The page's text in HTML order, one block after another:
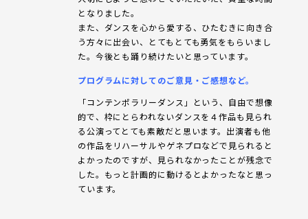
となりました。
また、ダンスを心から愛する、ひたむきに向き合
う方々に出会い、とてもとても勇気をもらいまし
た。今後とも踊り続けたいと思っています。
プログラムに対してのご意見・ご感想など。
「コンテンポラリーダンス」という、自由で想像
的で、枠にとらわれないダンスを４作品も見られ
る公演ってとても素敵だと思います。出演者も他
の作品をリハーサルやゲネプロなどで見られると
よかったのですが、見られなかったことが残念で
した。もっと計画的に動けるとよかったなと思っ
ています。